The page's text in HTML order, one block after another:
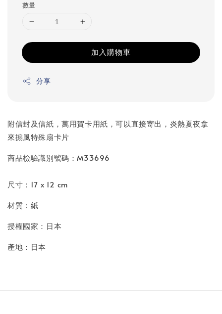
數量
加入購物車
分享
附信封及信紙，萬用賀卡用紙，可以直接寄出，炎熱夏夜拿
來搧風特殊扇卡片
商品檢驗識別號碼：M33696
尺寸：17 x 12 cm
材質：紙
授權國家：日本
產地：日本